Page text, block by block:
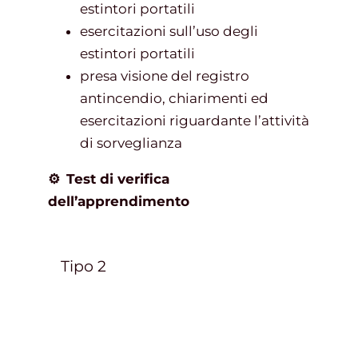
estintori portatili
esercitazioni sull’uso degli
estintori portatili
presa visione del registro
antincendio, chiarimenti ed
esercitazioni riguardante l’attività
di sorveglianza
⚙ Test di verifica
dell’apprendimento
Tipo 2